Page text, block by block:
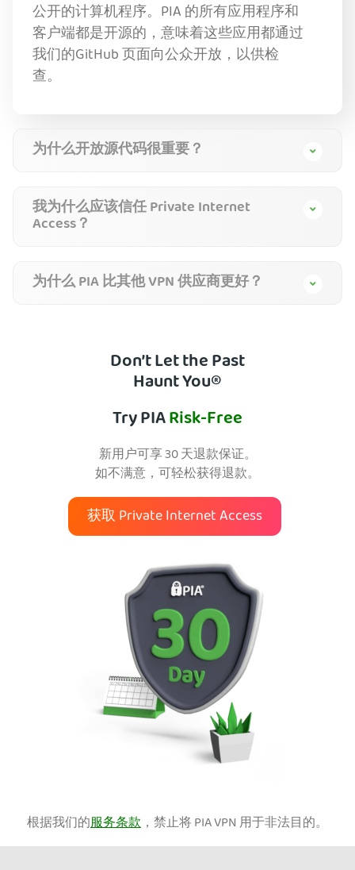
公开的计算机程序。PIA 的所有应用程序和
客户端都是开源的，意味着这些应用都通过
我们的GitHub 页面向公众开放，以供检
查。
为什么开放源代码很重要？
我为什么应该信任 Private Internet
Access？
为什么 PIA 比其他 VPN 供应商更好？
Don’t Let the Past
Haunt You®
Try PIARisk-Free
新用户可享 30 天退款保证。
如不满意，可轻松获得退款。
获取 Private Internet Access
根据我们的服务条款 ，禁止将 PIA VPN 用于非法目的。